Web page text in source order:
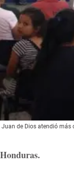
de Dios atendió